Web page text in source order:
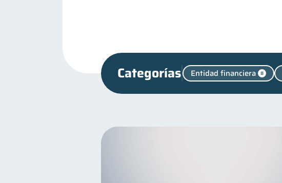
Categorías Entidad financiera 8